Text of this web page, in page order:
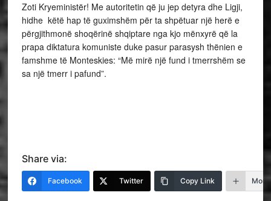
Zoti Kryeministër! Me autoritetin që ju jep detyra dhe Ligji,
hidhe këtë hap të guximshëm për ta shpëtuar një herë e
përgjithmonë shoqërinë shqiptare nga kjo mënxyrë që la
prapa diktatura komuniste duke pasur parasysh thënien e
famshme të Monteskies: “Më mirë një fund i tmerrshëm se
sa një tmerr i pafund”.
Share via:
Facebook Twitter Copy Link More